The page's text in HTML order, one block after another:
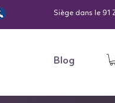
Siège dans le 91
Blog